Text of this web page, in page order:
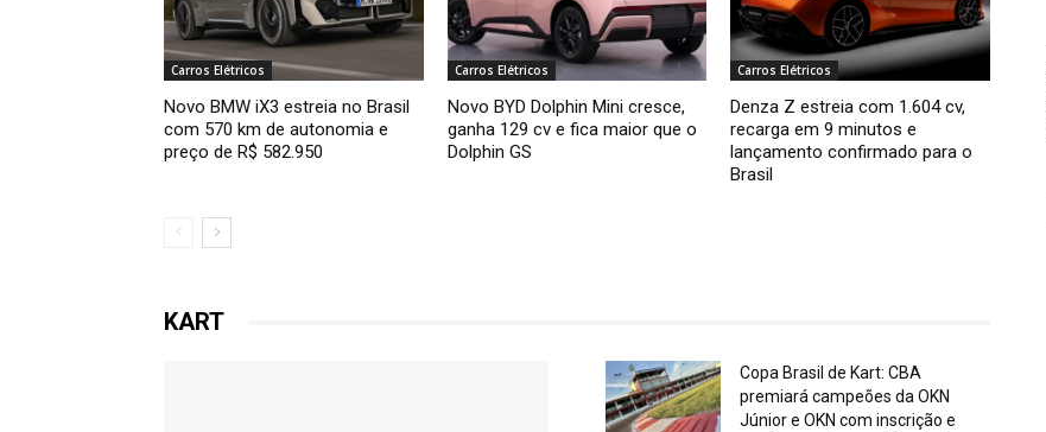
Carros Elétricos
Novo BMW iX3 estreia no Brasil
com 570 km de autonomia e
preço de R$ 582.950
Carros Elétricos
Novo BYD Dolphin Mini cresce,
ganha 129 cv e fica maior que o
Dolphin GS
Carros Elétricos
Denza Z estreia com 1.604 cv,
recarga em 9 minutos e
lançamento confirmado para o
Brasil
KART
Copa Brasil de Kart: CBA
premiará campeões da OKN
Júnior e OKN com inscrição e